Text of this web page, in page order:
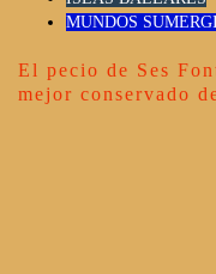
MUNDOS
El pecio de Ses
mejor conservado